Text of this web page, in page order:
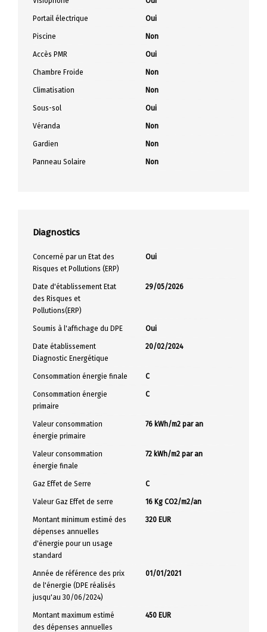
Portail électrique Oui
Piscine Non
Accès PMR Oui
Chambre Froide Non
Climatisation Non
Sous-sol Oui
Véranda Non
Gardien Non
Panneau Solaire Non
Diagnostics
Concerné par un Etat des
Risques et Pollutions (ERP)
Oui
Date d'établissement Etat
des Risques et
Pollutions(ERP)
29/05/2026
Soumis à l'affichage du DPE Oui
Date établissement
Diagnostic Energétique
20/02/2024
Consommation énergie finale C
Consommation énergie
primaire
C
Valeur consommation
énergie primaire
76 kWh/m2 par an
Valeur consommation
énergie finale
72 kWh/m2 par an
Gaz Effet de Serre C
Valeur Gaz Effet de serre 16 Kg CO2/m2/an
Montant minimum estimé des
dépenses annuelles
d'énergie pour un usage
standard
320 EUR
Année de référence des prix
de l'énergie (DPE réalisés
jusqu'au 30/06/2024)
01/01/2021
Montant maximum estimé
des dépenses annuelles
450 EUR